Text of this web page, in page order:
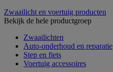
Zwaailicht en voertuig producten
Bekijk de hele productgroep
Zwaailichten
Auto-onderhoud en reparatie
Step en fiets
Voertuig accessoires